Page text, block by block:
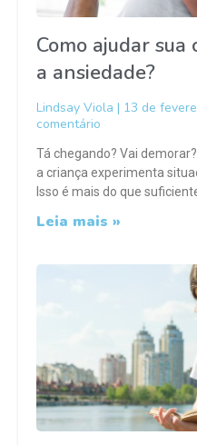
Como ajudar
a ansiedade?
Lindsay Viola 13 de
comentário
Tá chegando? Vai
a criança experimenta
Isso é mais do que
Leia mais »